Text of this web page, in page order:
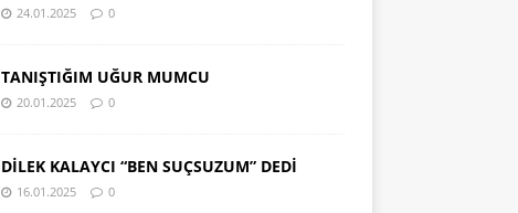
24.01.2025 0
TANIŞTIĞIM UĞUR MUMCU
20.01.2025 0
DİLEK KALAYCI “BEN SUÇSUZUM” DEDİ
16.01.2025 0